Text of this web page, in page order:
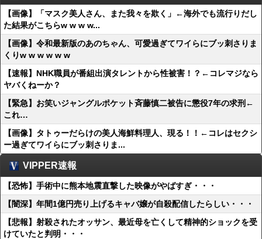
【画像】「マスク美人さん、また我々を欺く」←海外でも流行りだし
た結果がこちらw w w w...
【画像】令和最新版のあのちゃん、可愛過ぎてワイらにブッ刺さりま
くりw w w w w w
【速報】NHK職員が番組出演タレントから性被害！？←コレマジなら
ヤバくねーか？
【緊急】お笑いジャングルポケット斉藤慎二被告に懲役7年の求刑←
これ…
【画像】タトゥーだらけの美人海鮮料理人、現る！！←コレはセクシ
ー過ぎてワイらにブッ刺さりま...
VIPPER速報
【恐怖】手術中に熊本地震直撃した映像がやばすぎ・・・
【闇深】年間1億円売り上げるキャバ嬢が自殺配信したらしい・・・
【悲報】射殺されたオッサン、最近母を亡くして精神的ショックを受
けていたと判明・・・